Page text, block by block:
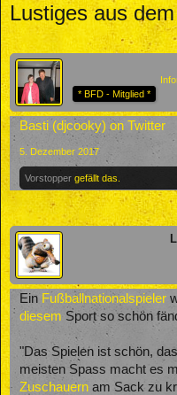
Lustiges aus
* BFD - Mitglied *
Basti (djcooky) on Twitter
5. Dezember 2017
Vorstopper gefällt das.
Ein Fußballnationalspieler
diesem Sport so schön
"Das Spielen ist schön,
meisten Spass macht es
Zuschauern am Sack zu